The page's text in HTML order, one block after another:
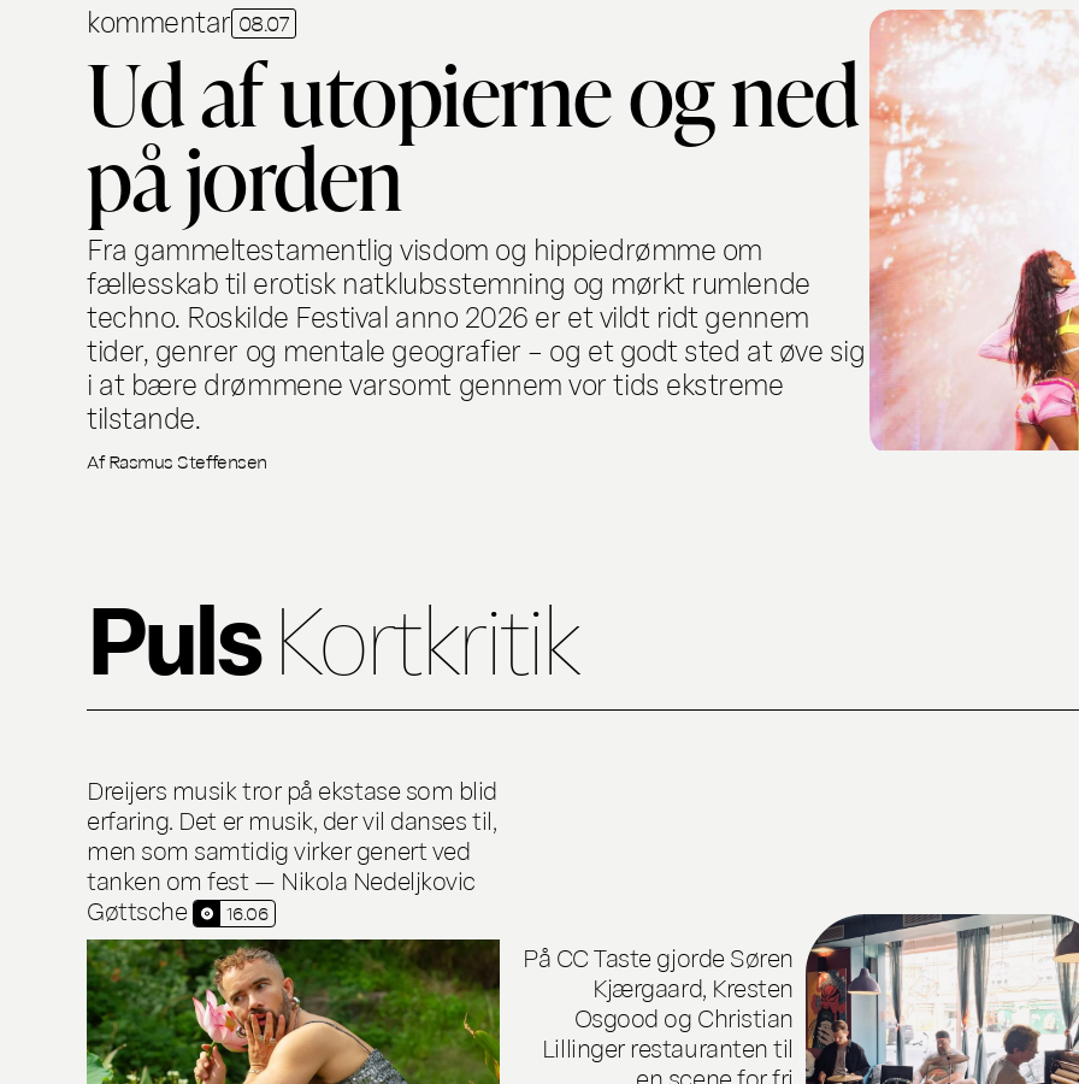
kommentar 08.07
Ud af utopierne og ned
på jorden
Fra gammeltestamentlig visdom og hippiedrømme om
fællesskab til erotisk natklubsstemning og mørkt rumlende
techno. Roskilde Festival anno 2026 er et vildt ridt gennem
tider, genrer og mentale geografier – og et godt sted at øve sig
i at bære drømmene varsomt gennem vor tids ekstreme
tilstande.
AfRasmus Steffensen
PulsKortkritik
Dreijers musik tror på ekstase som blid
erfaring. Det er musik, der vil danses til,
men som samtidig virker genert ved
tanken om fest — Nikola Nedeljkovic
Gøttsche
16.06
På CC Taste gjorde Søren
Kjærgaard, Kresten
Osgood og Christian
Lillinger restauranten til
en scene for fri